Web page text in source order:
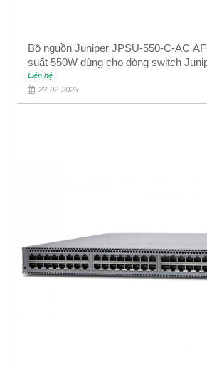
Bộ nguồn Juniper JPSU-550-C-AC
suất 550W dùng cho dòng switch
EX4400
Liên hệ
23-02-2026